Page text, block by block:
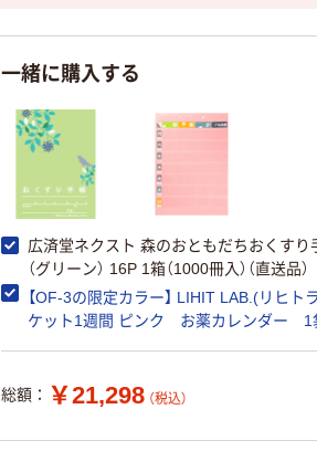
一緒に購入する
広済堂ネクスト 森のおともだちおくすり手
（グリーン） 16P 1箱（1000冊入）（直送品）
【OF-3の限定カラー】 LIHIT LAB.(リヒト
ケット1週間 ピンク お薬カレンダー 1
総額： ￥21,298 （税込）